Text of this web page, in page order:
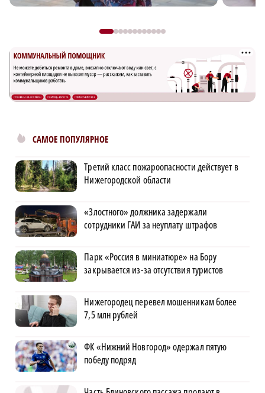
САМОЕ ПОПУЛЯРНОЕ
Третий класс пожароопасности действует в
Нижегородской области
«Злостного» должника задержали
сотрудники ГАИ за неуплату штрафов
Парк «Россия в миниатюре» на Бору
закрывается из-за отсутствия туристов
Нижегородец перевел мошенникам более
7,5 млн рублей
ФК «Нижний Новгород» одержал пятую
победу подряд